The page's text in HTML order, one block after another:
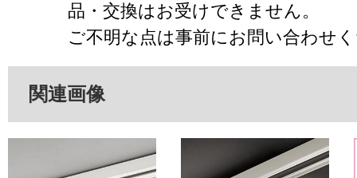
品・交換はお受けできません。
ご不明な点は事前にお問い合わせ
関連画像